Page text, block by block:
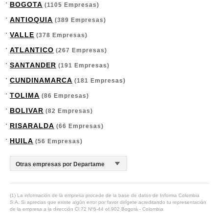
BOGOTA (1105 Empresas)
ANTIOQUIA (389 Empresas)
VALLE (378 Empresas)
ATLANTICO (267 Empresas)
SANTANDER (191 Empresas)
CUNDINAMARCA (181 Empresas)
TOLIMA (86 Empresas)
BOLIVAR (82 Empresas)
RISARALDA (66 Empresas)
HUILA (56 Empresas)
(1) La información de la empresa procede de la base de datos de Informa Colombia
S.A. Si aprecias que existe algún error por favor dirígete acreditando tu representación
de la empresa a la dirección Cl.72 Nº6-44 of.902 Bogotá - Colombia